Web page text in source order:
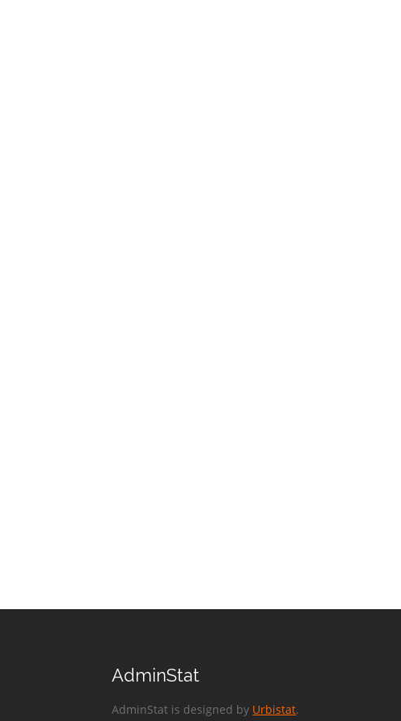
AdminStat
AdminStat is designed by Urbistat.